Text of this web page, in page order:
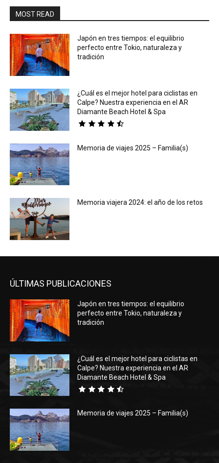
MOST READ
Japón en tres tiempos: el equilibrio
perfecto entre Tokio, naturaleza y
tradición
¿Cuál es el mejor hotel para ciclistas en
Calpe? Nuestra experiencia en el AR
Diamante Beach Hotel & Spa
Memoria de viajes 2025 – Familia(s)
Memoria viajera 2024: el año de los retos
ÚLTIMAS PUBLICACIONES
Japón en tres tiempos: el equilibrio
perfecto entre Tokio, naturaleza y
tradición
¿Cuál es el mejor hotel para ciclistas en
Calpe? Nuestra experiencia en el AR
Diamante Beach Hotel & Spa
Memoria de viajes 2025 – Familia(s)